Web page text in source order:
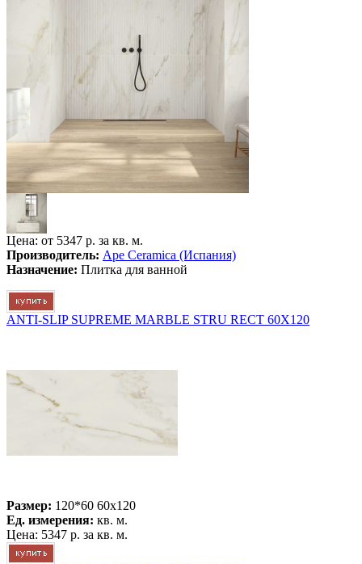
Цена: от 5347 р. за кв. м.
Производитель: Ape Ceramica (Испания)
Назначение: Плитка для ванной
ANTI-SLIP SUPREME MARBLE STRU RECT 60X120
Размер: 120*60 60x120
Ед. измерения: кв. м.
Цена: 5347 р. за кв. м.